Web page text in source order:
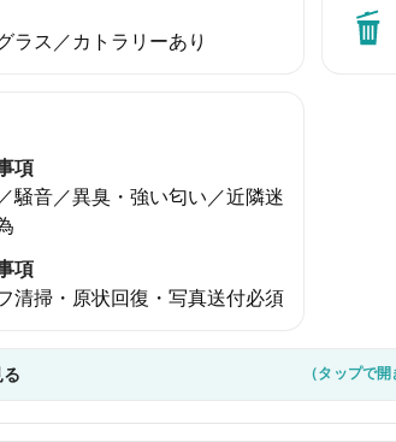
ラス／カトラリーあり
項
騒音／異臭・強い匂い／近隣迷
項
清掃・原状回復・写真送付必須
（タップで開